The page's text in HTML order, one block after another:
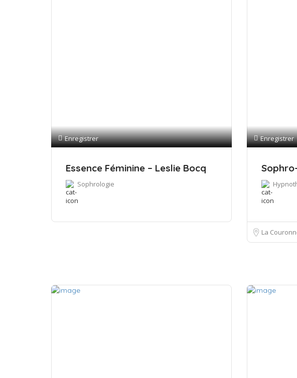
Enregistrer
Essence Féminine – Leslie Bocq
Sophrologie
Enregistrer
La